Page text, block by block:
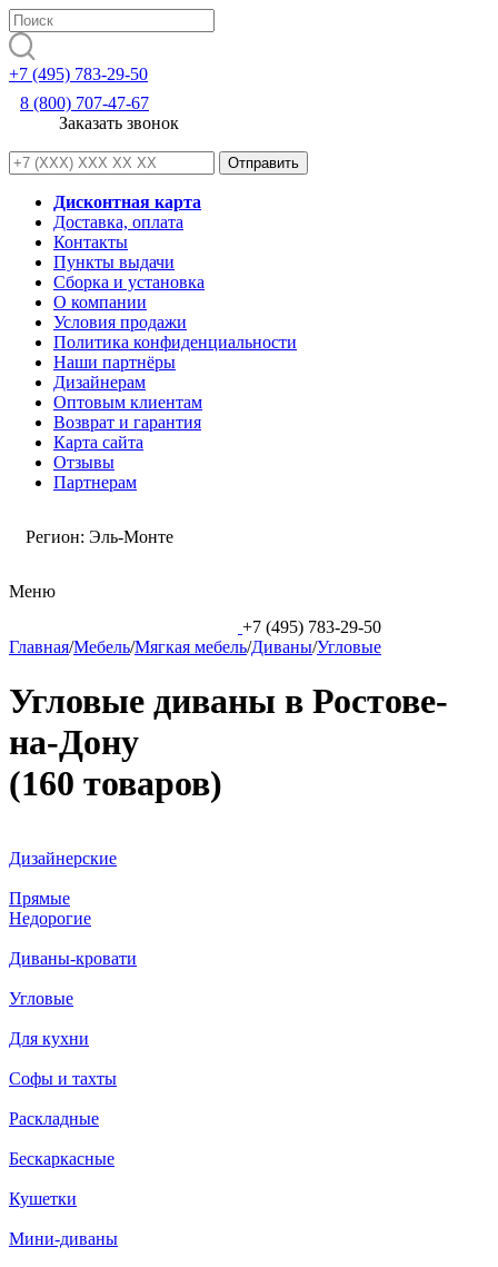
+7 (495) 783-29-50
8 (800) 707-47-67
Заказать звонок
Дисконтная карта
Доставка, оплата
Контакты
Пункты выдачи
Сборка и установка
О компании
Условия продажи
Политика конфиденциальности
Наши партнёры
Дизайнерам
Оптовым клиентам
Возврат и гарантия
Карта сайта
Отзывы
Партнерам
Регион: Эль-Монте
Меню
+7 (495) 783-29-50
Главная/Мебель/Мягкая мебель/Диваны/Угловые
Угловые диваны в Ростове-
на-Дону
(160 товаров)
Дизайнерские
Прямые
Недорогие
Диваны-кровати
Угловые
Для кухни
Софы и тахты
Раскладные
Бескаркасные
Кушетки
Мини-диваны